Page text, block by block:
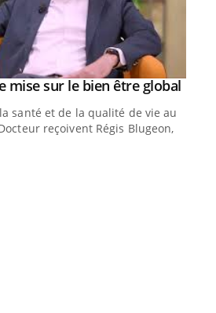
mise sur le bien être global
santé et de la qualité de vie au
reçoivent Régis Blugeon,